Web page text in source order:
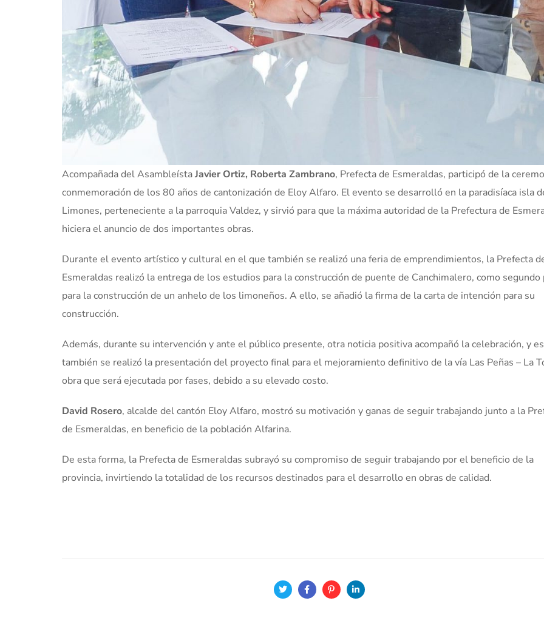
Acompañada del AsambleístaJavier Ortiz, Roberta Zambrano, Prefecta de Esmeraldas, participó de la
conmemoración de los 80 años de cantonización de Eloy Alfaro. El evento se desarrolló en la paradisíaca isla
Limones, perteneciente a la parroquia Valdez, y sirvió para que la máxima autoridad de la Prefectura de
hiciera el anuncio de dos importantes obras.
Durante el evento artístico y cultural en el que también se realizó una feria de emprendimientos, la Prefecta
Esmeraldas realizó la entrega de los estudios para la construcción de puente de Canchimalero, como segundo
para la construcción de un anhelo de los limoneños. A ello, se añadió la firma de la carta de intención para su
construcción.
Además, durante su intervención y ante el público presente, otra noticia positiva acompañó la celebración, y
también se realizó la presentación del proyecto final para el mejoramiento definitivo de la vía Las Peñas – La
obra que será ejecutada por fases, debido a su elevado costo.
David Rosero, alcalde del cantón Eloy Alfaro, mostró su motivación y ganas de seguir trabajando junto a la
de Esmeraldas, en beneficio de la población Alfarina.
De esta forma, la Prefecta de Esmeraldas subrayó su compromiso de seguir trabajando por el beneficio de la
provincia, invirtiendo la totalidad de los recursos destinados para el desarrollo en obras de calidad.